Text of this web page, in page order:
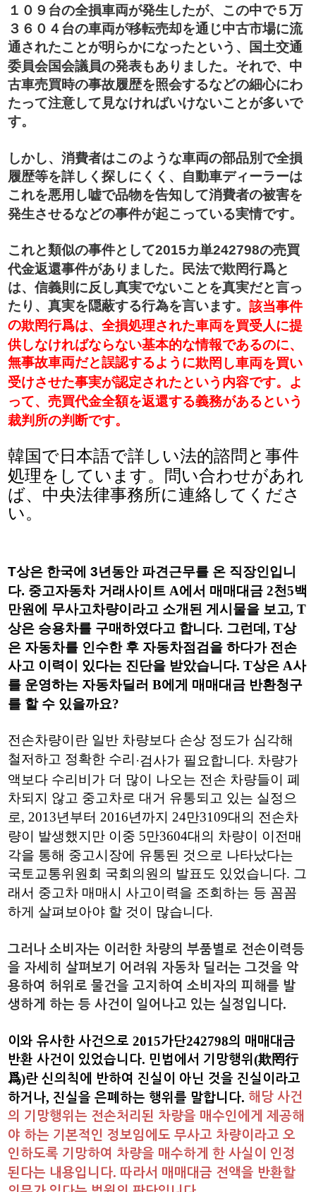
１０９台の全損車両が発生したが、この中で５万
３６０４台の車両が移転売却を通じ中古市場に流
通されたことが明らかになったという、国土交通
委員会国会議員の発表もありました。それで、中
古車売買時の事故履歴を照会するなどの細心にわ
たって注意して見なければいけないことが多いで
す。
しかし、消費者はこのような車両の部品別で全損
履歴等を詳しく探しにくく、自動車ディーラーは
これを悪用し嘘で品物を告知して消費者の被害を
発生させるなどの事件が起こっている実情です。
これと類似の事件として2015カ単242798の売買
代金返還事件がありました。民法で欺罔行爲と
は、信義則に反し真実でないことを真実だと言っ
たり、真実を隠蔽する行為を言います。該当事件
の欺罔行爲は、全損処理された車両を買受人に提
供しなければならない基本的な情報であるのに、
無事故車両だと誤認するように欺罔し車両を買い
受けさせた事実が認定されたという内容です。よ
って、売買代金全額を返還する義務があるという
裁判所の判断です。
韓国で日本語で詳しい法的諮問と事件
処理をしています。問い合わせがあれ
ば、中央法律事務所に連絡してくださ
い。
T상은 한국에 3년동안 파견근무를 온 직장인입니
다. 중고자동차 거래사이트 A에서 매매대금2천5백
만원에 무사고차량이라고 소개된 게시물을 보고, T
상은 승용차를 구매하였다고 합니다. 그런데, T상
은 자동차를 인수한 후 자동차점검을 하다가 전손
사고 이력이 있다는 진단을 받았습니다. T상은 A사
를 운영하는 자동차딜러B에게 매매대금 반환청구
를 할 수 있을까요?
전손차량이란 일반 차량보다 손상 정도가 심각해
철저하고 정확한 수리 ·검사가 필요합니다. 차량가
액보다 수리비가 더 많이 나오는 전손 차량들이 폐
차되지 않고 중고차로 대거 유통되고 있는 실정으
로, 2013년부터 2016년까지 24만3109대의 전손차
량이 발생했지만 이중 5만3604대의 차량이 이전매
각을 통해 중고시장에 유통된 것으로 나타났다는
국토교통위원회 국회의원의 발표도 있었습니다. 그
래서 중고차 매매시 사고이력을 조회하는 등 꼼꼼
하게 살펴보아야 할 것이 많습니다.
그러나 소비자는 이러한 차량의 부품별로 전손이력등
을 자세히 살펴보기 어려워 자동차 딜러는 그것을 악
용하여 허위로 물건을 고지하여 소비자의 피해를 발
생하게 하는 등 사건이 일어나고 있는 실정입니다.
이와 유사한 사건으로 2015가단242798의 매매대금
반환 사건이 있었습니다. 민법에서 기망행위(欺罔行
爲)란 신의칙에 반하여 진실이 아닌 것을 진실이라고
하거나, 진실을 은폐하는 행위를 말합니다. 해당 사건
의 기망행위는 전손처리된 차량을 매수인에게 제공해
야 하는 기본적인 정보임에도 무사고 차량이라고 오
인하도록 기망하여 차량을 매수하게 한 사실이 인정
된다는 내용입니다. 따라서 매매대금 전액을 반환할